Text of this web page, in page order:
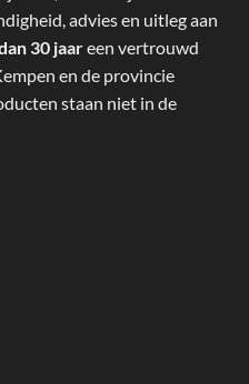
advies en uitleg aan
30 jaareen vertrouwd
en de provincie
staan niet in de